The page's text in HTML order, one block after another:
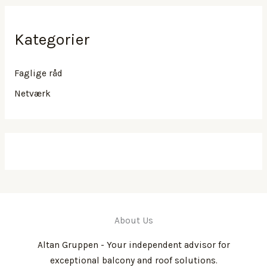
Kategorier
Faglige råd
Netværk
About Us
Altan Gruppen - Your independent advisor for
exceptional balcony and roof solutions.